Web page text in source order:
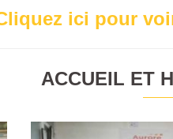
ici pour
ACCUEIL ET